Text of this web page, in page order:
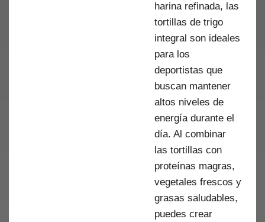
harina refinada, las
tortillas de trigo
integral son ideales
para los
deportistas que
buscan mantener
altos niveles de
energía durante el
día. Al combinar
las tortillas con
proteínas magras,
vegetales frescos y
grasas saludables,
puedes crear